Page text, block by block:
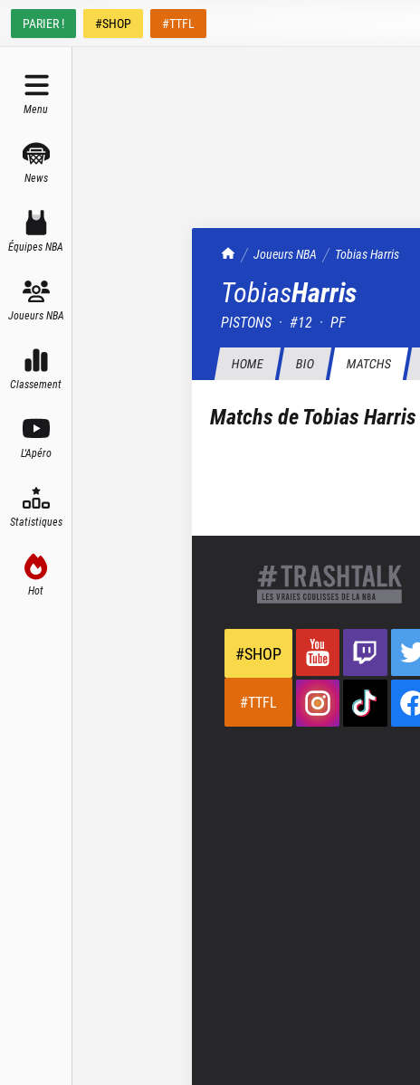
PARIER ! #SHOP #TTFL
Menu
News
Équipes NBA
Joueurs NBA
Classement
L'Apéro
Statistiques
Hot
TrashTalk Actu NBA
Joueurs NBA TobiasHarris
TobiasHarris
PISTONS · #12 · PF
HOME BIO MATCHS
Matchs deTobias Harris
#SHOP
#TTFL